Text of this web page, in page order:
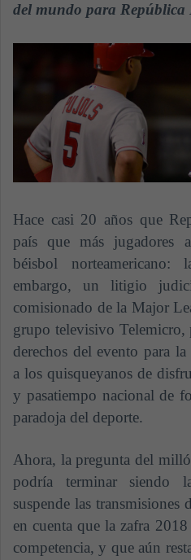
a
del mundo para
Hace casi 20 años que
país que más jugadores
béisbol
embargo, un litigio
comisionado de la Major
grupo televisivo
derechos del evento para
a los quisqueyanos de
y pasatiempo nacional de
paradoja del deporte.
Ahora, la pregunta del
podría terminar siendo
suspende las transmisiones
en cuenta que la zafra
competencia, y que aún